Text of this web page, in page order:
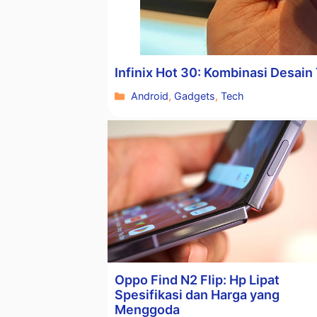
Infinix Hot 30: Kombinasi
Kategori
Android, Gadgets,Tech
Oppo Find N2 Flip: Hp Lipat
Spesifikasi dan Harga yang
Menggoda